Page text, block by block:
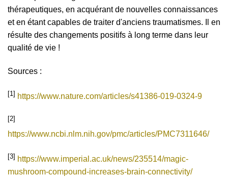
thérapeutiques, en acquérant de nouvelles connaissances
et en étant capables de traiter d'anciens traumatismes. Il en
résulte des changements positifs à long terme dans leur
qualité de vie !
Sources :
[1] https://www.nature.com/articles/s41386-019-0324-9
[2]
https://www.ncbi.nlm.nih.gov/pmc/articles/PMC7311646/
[3] https://www.imperial.ac.uk/news/235514/magic-
mushroom-compound-increases-brain-connectivity/